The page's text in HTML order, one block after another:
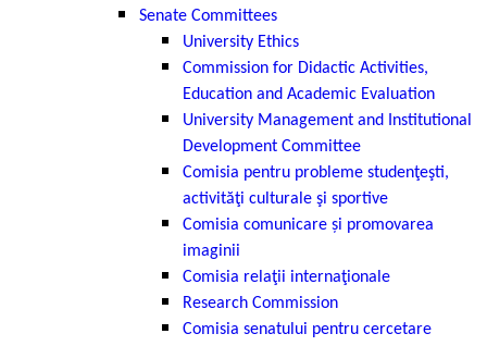
Senate Committees
University Ethics
Commission for Didactic Activities,
Education and Academic Evaluation
University Management and Institutional
Development Committee
Comisia pentru probleme studenţeşti,
activităţi culturale şi sportive
Comisia comunicare și promovarea
imaginii
Comisia relaţii internaţionale
Research Commission
Comisia senatului pentru cercetare